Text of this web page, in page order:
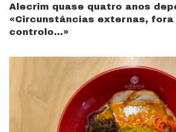
Alecrim quase quatro anos
«Circunstâncias externas, fora
controlo…»